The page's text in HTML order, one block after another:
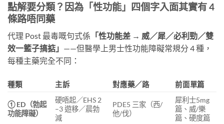
點解要分類？因為「性功能」四個字入面其實有 4
條路唔同藥
代理 Post 最毒嘅句式係 「性功能差 → 威／犀／必利勁／雙
效一籃子搞掂」 ——但醫學上男士性功能障礙常規分 4 種，
每種主藥完全不同：
種類 主訴 對應藥／路 前面單篇
① ED（勃起
功能障礙）
硬唔起／EHS 2
–3 遊移／晨勃
減
PDE5 三家（西/
他/伐）
犀利士5mg
篇、威/樂
篇、硬度篇